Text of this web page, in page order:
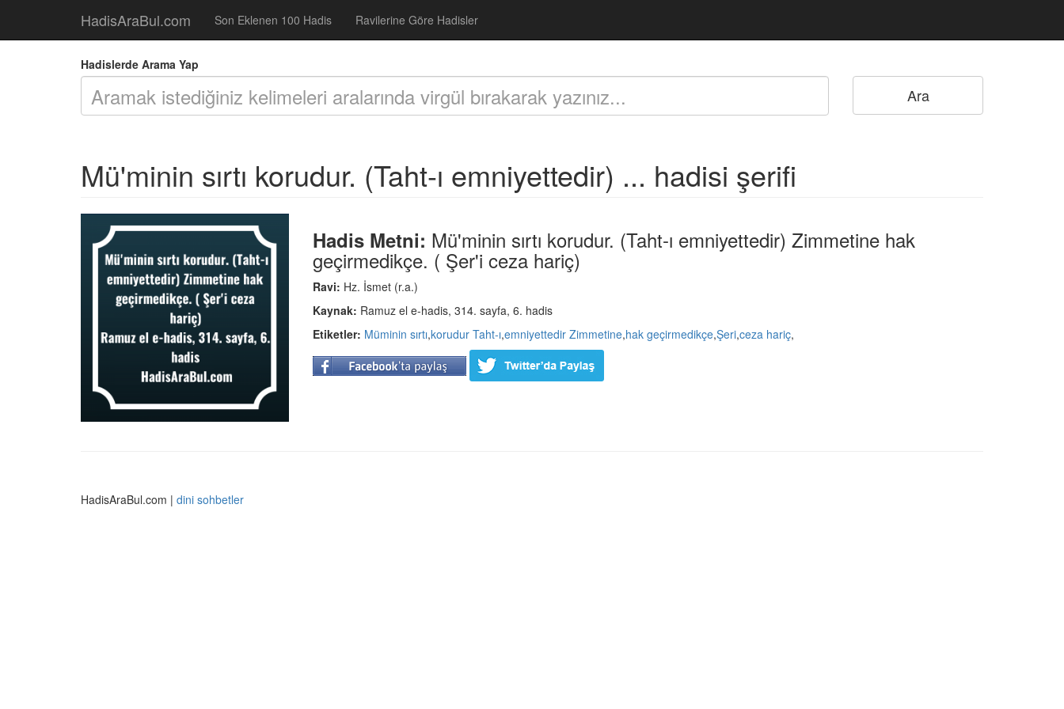
HadisAraBul.com Son Eklenen 100 Hadis Ravilerine Göre Hadisler
Hadislerde Arama Yap
Mü'minin sırtı korudur. (Taht-ı emniyettedir) ... hadisi şerifi
Hadis Metni: Mü'minin sırtı korudur. (Taht-ı emniyettedir) Zimmetine hak
geçirmedikçe. ( Şer'i ceza hariç)
Ravi: Hz. İsmet (r.a.)
Kaynak: Ramuz el e-hadis, 314. sayfa, 6. hadis
Etiketler: Müminin sırtı,korudur Taht-ı,emniyettedir Zimmetine,hak geçirmedikçe,Şeri,ceza hariç,
HadisAraBul.com | dini sohbetler